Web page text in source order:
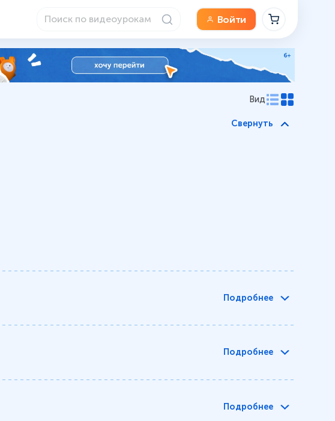
Войти
Вид
Свернуть
Подробнее
Подробнее
Подробнее